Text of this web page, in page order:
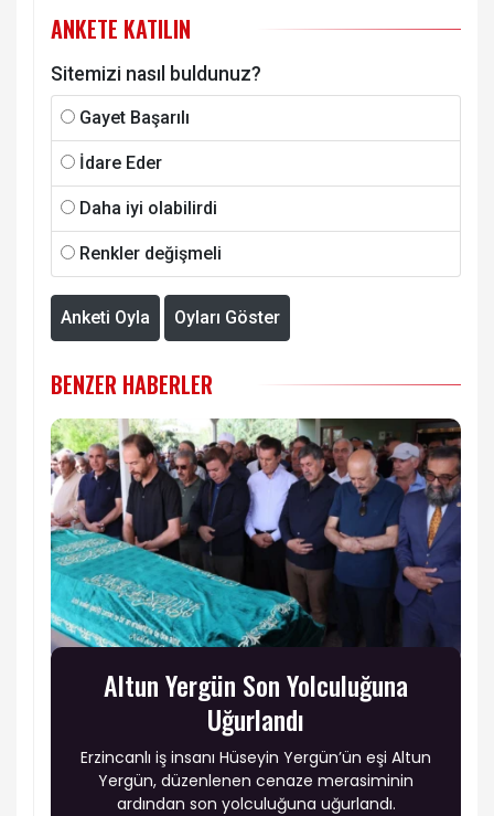
ANKETE KATILIN
Sitemizi nasıl buldunuz?
Gayet Başarılı
İdare Eder
Daha iyi olabilirdi
Renkler değişmeli
Anketi Oyla Oyları Göster
BENZER HABERLER
Altun Yergün Son Yolculuğuna
Uğurlandı
Erzincanlı iş insanı Hüseyin Yergün’ün eşi Altun
Yergün, düzenlenen cenaze merasiminin
ardından son yolculuğuna uğurlandı.